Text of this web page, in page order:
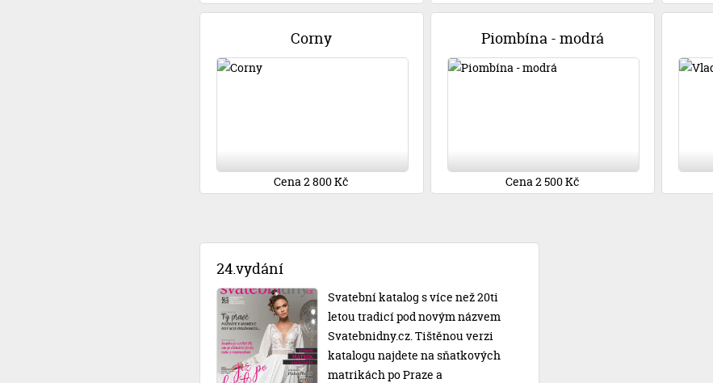
Corny
Cena 2 800 Kč
Piombína - modrá
Cena 2 500 Kč
24.vydání
Svatební katalog s více než 20ti
letou tradicí pod novým názvem
Svatebnidny.cz. Tištěnou verzi
katalogu najdete na sňatkových
matrikách po Praze a